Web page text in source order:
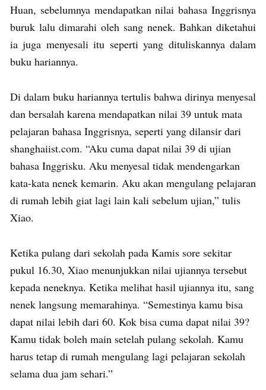
Huan, sebelumnya mendapatkan nilai bahasa Inggrisnya
buruk lalu dimarahi oleh sang nenek. Bahkan diketahui
ia juga menyesali itu seperti yang dituliskannya dalam
buku hariannya.
Di dalam buku hariannya tertulis bahwa dirinya menyesal
dan bersalah karena mendapatkan nilai 39 untuk mata
pelajaran bahasa Inggrisnya, seperti yang dilansir dari
shanghaiist.com. “Aku cuma dapat nilai 39 di ujian
bahasa Inggrisku. Aku menyesal tidak mendengarkan
kata-kata nenek kemarin. Aku akan mengulang pelajaran
di rumah lebih giat lagi lain kali sebelum ujian,” tulis
Xiao.
Ketika pulang dari sekolah pada Kamis sore sekitar
pukul 16.30, Xiao menunjukkan nilai ujiannya tersebut
kepada neneknya. Ketika melihat hasil ujiannya itu, sang
nenek langsung memarahinya. “Semestinya kamu bisa
dapat nilai lebih dari 60. Kok bisa cuma dapat nilai 39?
Kamu tidak boleh main setelah pulang sekolah. Kamu
harus tetap di rumah mengulang lagi pelajaran sekolah
selama dua jam sehari.”